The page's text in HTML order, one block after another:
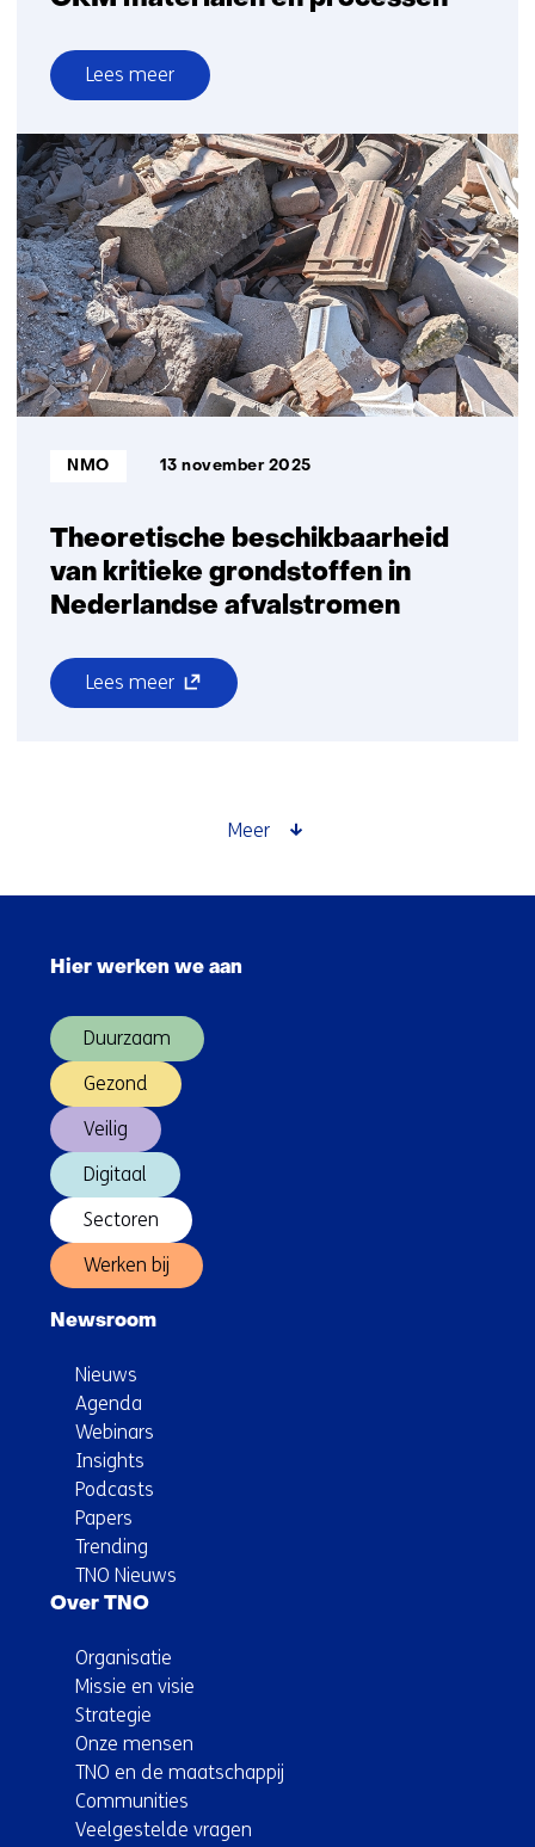
Lees meer
over
CRM
materialen
en
processen
Theoretische beschikbaarheid
van kritieke grondstoffen in
Nederlandse afvalstromen
Bron:
NMO 13 november 2025
Lees meer
over
(opent
in
Meer
Hier werken we aan
Duurzaam
Gezond
Veilig
Digitaal
Sectoren
Werken bij
Newsroom
Nieuws
Agenda
Webinars
Insights
Podcasts
Papers
Trending
TNO Nieuws
Over TNO
Organisatie
Missie en visie
Strategie
Onze mensen
TNO en de maatschappij
Communities
Veelgestelde vragen